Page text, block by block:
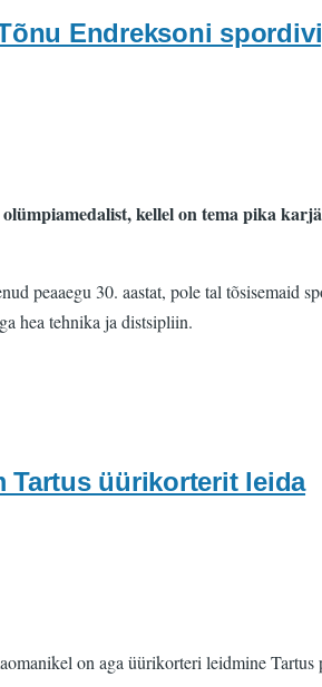
Endreksoni
kellel on tema pika
peaaegu 30. aastat, pole tal
hea tehnika ja distsipliin.
Tartus üürikorterit leida
on aga üürikorteri leidmine Tartus